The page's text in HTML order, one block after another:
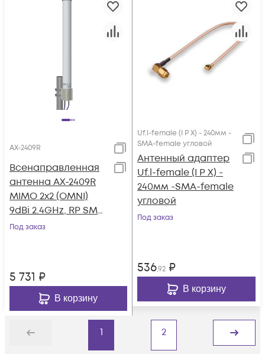
AX-2409R
Всенаправленная
антенна AX-2409R
MIMO 2x2 (OMNI)
9dBi 2.4GHz, RP SMA-
female
Под заказ
5 731 ₽
В корзину
Uf.l-female (I P X) - 240мм -
SMA-female угловой
Антенный адаптер
Uf.l-female (I P X) -
240мм -SMA-female
угловой
Под заказ
536,92 ₽
В корзину
Назад
1 2
Дальше